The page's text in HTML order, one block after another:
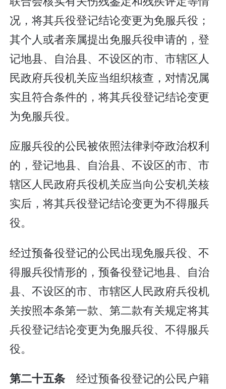
况，将其兵役登记结论变更为免服兵役；
其个人或者亲属提出免服兵役申请的，登
记地县、自治县、不设区的市、市辖区人
民政府兵役机关应当组织核查，对情况属
实且符合条件的，将其兵役登记结论变更
为免服兵役。
应服兵役的公民被依照法律剥夺政治权利
的，登记地县、自治县、不设区的市、市
辖区人民政府兵役机关应当向公安机关核
实后，将其兵役登记结论变更为不得服兵
役。
经过预备役登记的公民出现免服兵役、不
得服兵役情形的，预备役登记地县、自治
县、不设区的市、市辖区人民政府兵役机
关按照本条第一款、第二款有关规定将其
兵役登记结论变更为免服兵役、不得服兵
役。
第二十五条经过预备役登记的公民户籍